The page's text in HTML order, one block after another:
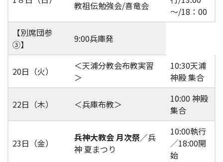
教祖伝勉強会/喜竜会
～/18：00
【別席団参
③】
9:00兵庫発
20日（火）
＜天浦分教会布教実習
＞
10:30天浦
神殿 集合
22日（木） ＜兵庫布教＞
10:00 神殿
集合
23日（金） 兵神大教会 月次祭／兵
神 夏まつり
10:00執行
／18:00開
始